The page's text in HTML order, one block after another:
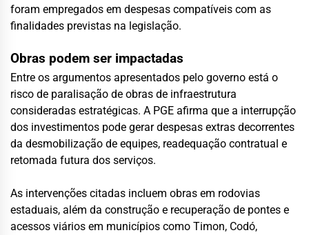
foram empregados em despesas compatíveis com as
finalidades previstas na legislação.
Obras podem ser impactadas
Entre os argumentos apresentados pelo governo está o
risco de paralisação de obras de infraestrutura
consideradas estratégicas. A PGE afirma que a interrupção
dos investimentos pode gerar despesas extras decorrentes
da desmobilização de equipes, readequação contratual e
retomada futura dos serviços.
As intervenções citadas incluem obras em rodovias
estaduais, além da construção e recuperação de pontes e
acessos viários em municípios como Timon, Codó,